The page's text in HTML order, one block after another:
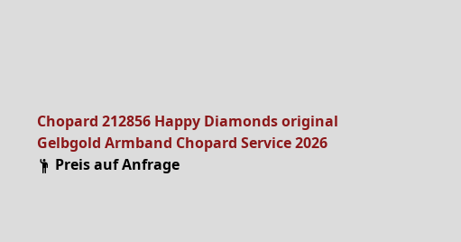
Chopard 212856 Happy Diamonds original
Gelbgold Armband Chopard Service 2026
Preis auf Anfrage